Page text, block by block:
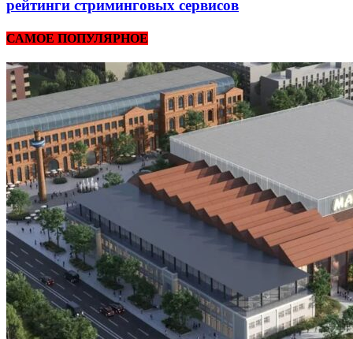
рейтинги стриминговых сервисов
САМОЕ ПОПУЛЯРНОЕ